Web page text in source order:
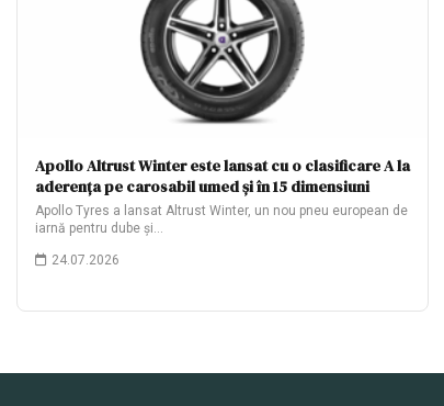
Apollo Altrust Winter este lansat cu o clasificare A la
aderența pe carosabil umed și în 15 dimensiuni
Apollo Tyres a lansat Altrust Winter, un nou pneu european de
iarnă pentru dube și…
24.07.2026